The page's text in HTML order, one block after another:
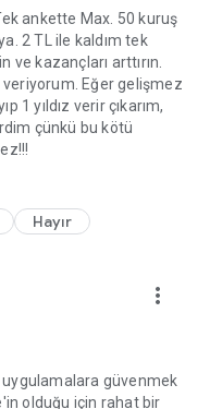
ankette Max. 50 kuruş
2 TL ile kaldım tek
ve kazançları arttırın.
Eğer gelişmez
1 yıldız verir çıkarım,
çünkü bu kötü
Hayır
more_vert
güvenmek
olduğu için rahat bir